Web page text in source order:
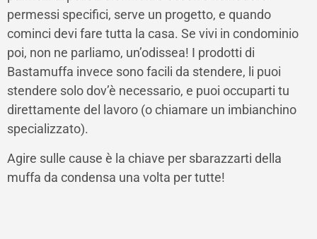
permessi specifici, serve un progetto, e quando
cominci devi fare tutta la casa. Se vivi in condominio
poi, non ne parliamo, un’odissea! I prodotti di
Bastamuffa invece sono facili da stendere, li puoi
stendere solo dov’è necessario, e puoi occuparti tu
direttamente del lavoro (o chiamare un imbianchino
specializzato).
Agire sulle cause è la chiave per sbarazzarti della
muffa da condensa una volta per tutte!